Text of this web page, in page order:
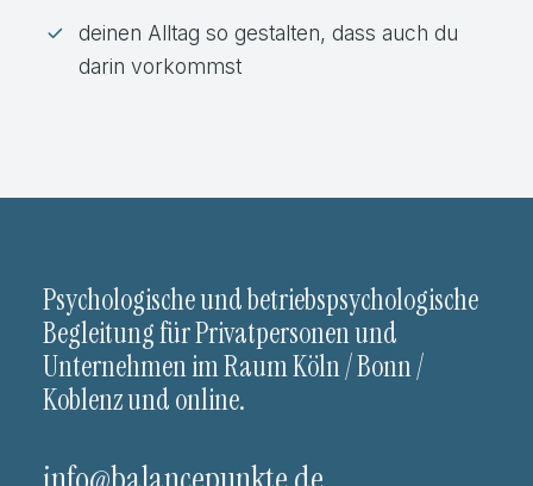
deinen Alltag so gestalten, dass auch du
darin vorkommst
Psychologische und betriebspsychologische
Begleitung für Privatpersonen und
Unternehmen im Raum Köln / Bonn /
Koblenz und online.